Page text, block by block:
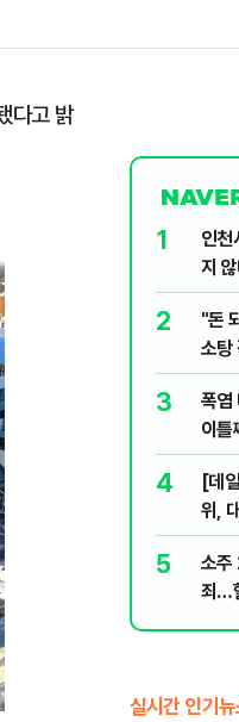
다고 밝
1
인
지
2
"돈
소탕
3
폭염
이
원인
4
[데
위,
추미
정리
5
소주
죄…
실시간 인기